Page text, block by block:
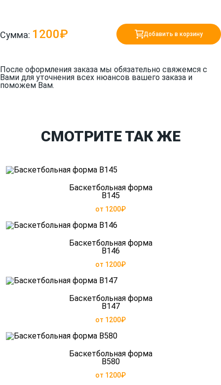
После оформления заказа мы обязательно свяжемся с
Вами для уточнения всех нюансов вашего заказа и
поможем Вам.
Сумма: 1200₽ Добавить в корзину
СМОТРИТЕ ТАК ЖЕ
Баскетбольная форма
B145
от 1200₽
Баскетбольная форма
B146
от 1200₽
Баскетбольная форма
B147
от 1200₽
Баскетбольная форма
B580
от 1200₽